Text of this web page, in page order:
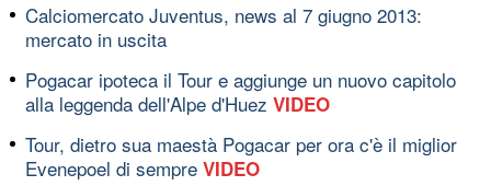
Calciomercato Juventus, news al 7 giugno 2013:
mercato in uscita
Pogacar ipoteca il Tour e aggiunge un nuovo capitolo
alla leggenda dell'Alpe d'Huez VIDEO
Tour, dietro sua maestà Pogacar per ora c'è il miglior
Evenepoel di sempre VIDEO